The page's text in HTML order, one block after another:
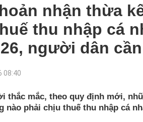
nhận thừa
thu nhập cá
người dân
08:40
thắc mắc, theo quy định mới,
nào phải chịu thuế thu nhập cá